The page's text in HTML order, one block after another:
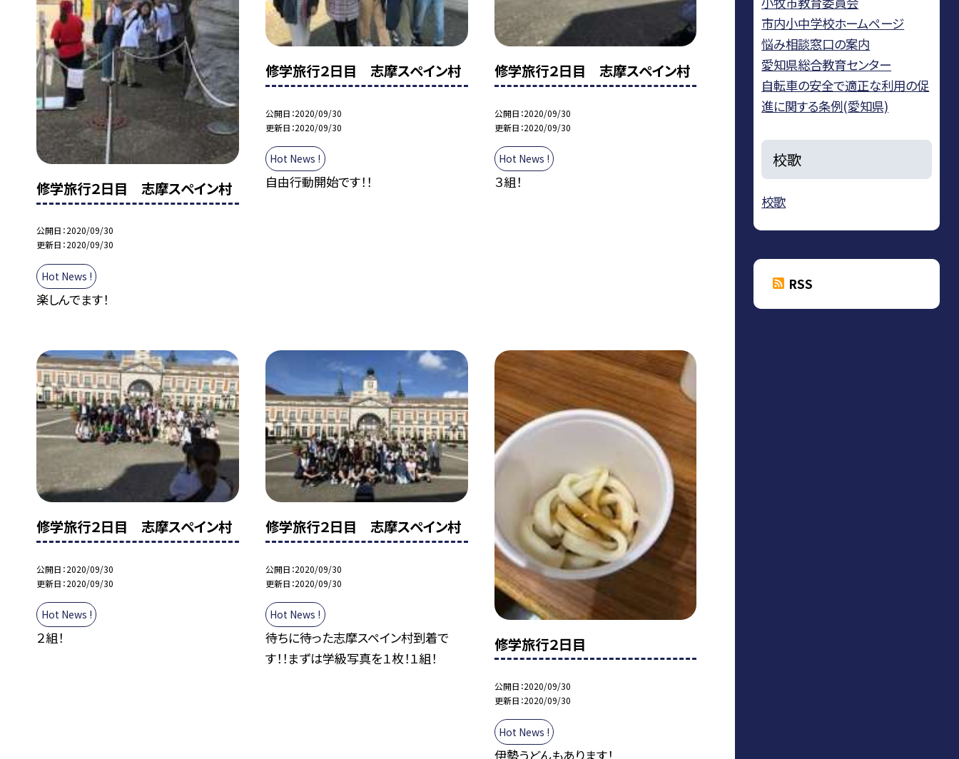
修学旅行２日目 志摩スペイン村
公開日 2020/09/30
更新日 2020/09/30
Hot News !
楽しんでます！
修学旅行２日目 志摩スペイン村
公開日 2020/09/30
更新日 2020/09/30
Hot News !
自由行動開始です！！
修学旅行２日目 志摩スペイン村
公開日 2020/09/30
更新日 2020/09/30
Hot News !
３組！
修学旅行２日目 志摩スペイン村
公開日 2020/09/30
更新日 2020/09/30
Hot News !
２組！
修学旅行２日目 志摩スペイン村
公開日 2020/09/30
更新日 2020/09/30
Hot News !
待ちに待った志摩スペイン村到着で
す！！まずは学級写真を１枚！１組！
修学旅行２日目
公開日 2020/09/30
更新日 2020/09/30
Hot News !
伊勢うどんもあります！
市内小中学校ホームページ
悩み相談窓口の案内
愛知県総合教育センター
自転車の安全で適正な利用の促
進に関する条例(愛知県)
校歌
校歌
RSS